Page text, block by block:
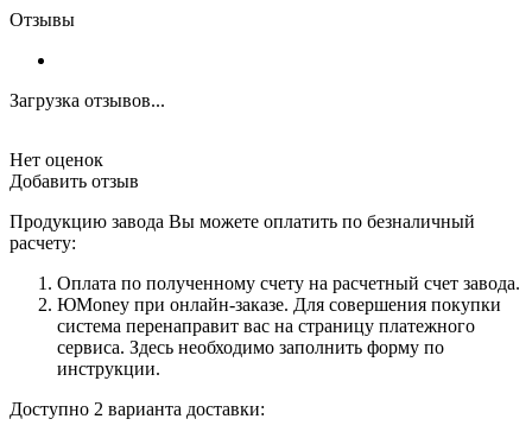
Отзывы
Загрузка отзывов...
Нет оценок
Добавить отзыв
Продукцию завода Вы можете оплатить по безналичный
расчету:
Оплата по полученному счету на расчетный счет завода.
ЮMoney при онлайн-заказе. Для совершения покупки
система перенаправит вас на страницу платежного
сервиса. Здесь необходимо заполнить форму по
инструкции.
Доступно 2 варианта доставки: